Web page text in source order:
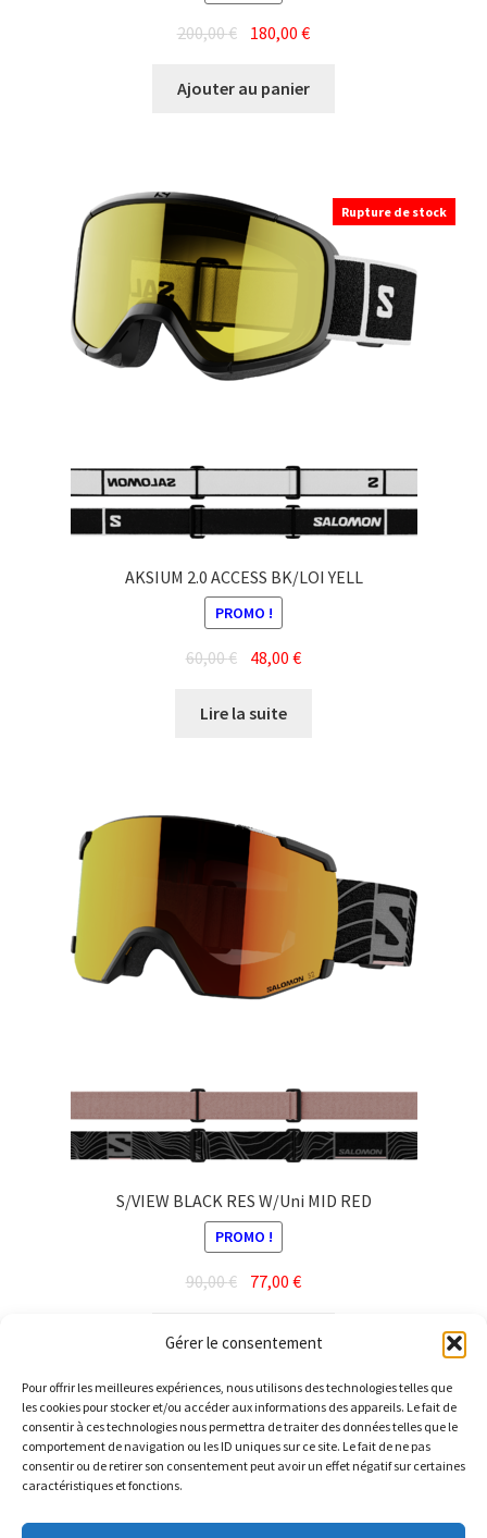
Gérer le consentement
Pour offrir les meilleures expériences, nous utilisons des technologies telles que
les cookies pour stocker et/ou accéder aux informations des appareils. Le fait de
consentir à ces technologies nous permettra de traiter des données telles que le
comportement de navigation ou les ID uniques sur ce site. Le fait de ne pas
consentir ou de retirer son consentement peut avoir un effet négatif sur certaines
caractéristiques et fonctions.
200,00€ Le
initial
180,00€Le
actuel
Ajouter au panier
Rupture de stock
AKSIUM 2.0 ACCESS BK/LOI YELL
PROMO !
60,00€ Le
initial
48,00€Le
Lire la suite
S/VIEW BLACK RES W/Uni MID RED
PROMO !
90,00€ Le
prix
initial
90,00 €.
77,00€Le
prix
actuel
77,00 €.
Ajouter au panier
© Barthelemy Ski 2025 -Conditions générales de vente et